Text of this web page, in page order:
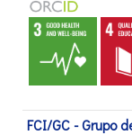
FCI/GC - Grupo